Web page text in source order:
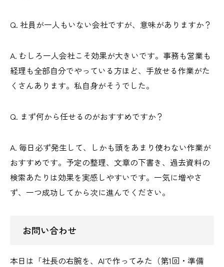
Q. 社員が一人もいない会社ですが、意味がありますか？
A. むしろ一人会社こそ効果が大きいです。事務も営業も
経理も全部自分でやっている方ほど、手放せる作業がた
くさんあります。私自身がそうでした。
Q. まず何から任せるのがおすすめですか？
A. 毎日必ず発生して、しかも頭をあまり使わない作業が
おすすめです。予定の整理、文章の下書き、過去資料の
検索あたりは効果を実感しやすいです。一気に増やさ
ず、一つ成功してから次に進んでください。
お問い合わせ
本日は「社長の右腕を、AIで作ってみた（第1回・準備